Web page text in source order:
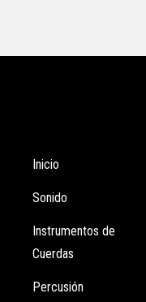
Inicio
Sonido
Instrumentos de
Cuerdas
Percusión